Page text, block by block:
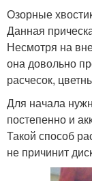
Озорные
Данная
Несмотря на
она довольно
расчесок,
Для начала
постепенно и
Такой способ
не причинит